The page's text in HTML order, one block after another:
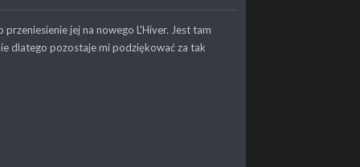
przeniesienie jej na nowego L'Hiver. Jest tam
dlatego pozostaje mi podziękować za tak